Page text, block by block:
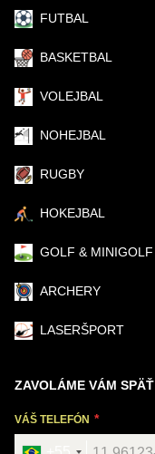
FUTBAL
BASKETBAL
VOLEJBAL
NOHEJBAL
RUGBY
HOKEJBAL
GOLF & MINIGOLF
ARCHERY
LASERŠPORT
ZAVOLÁME VÁM SPÄŤ
VÁŠ TELEFÓN